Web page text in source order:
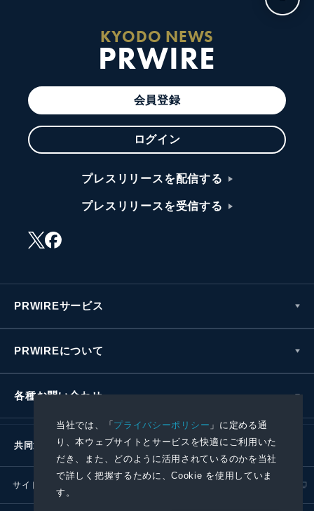
当社では、「プライバシーポリシー 」に定める通
り、本ウェブサイトとサービスを快適にご利用いた
だき、また、どのように活用されているのかを当社
で詳しく把握するために、Cookie を使用していま
す。
KYODO NEWS
PRWIRE
会員登録
ログイン
プレスリリースを配信する
プレスリリースを受信する
PRWIREサービス
PRWIREについて
各種お問い合わせ
共同通信社グループ
サイトポリシー